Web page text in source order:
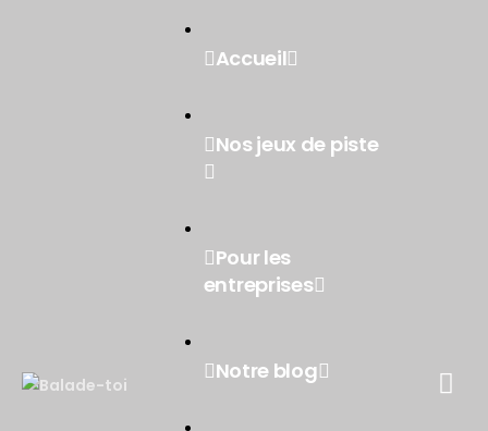
Accueil
Nos jeux de piste
Pour les
entreprises
Notre blog